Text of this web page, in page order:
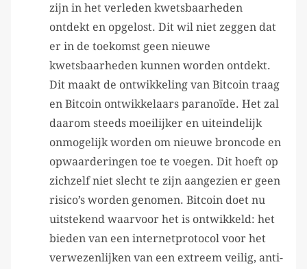
zijn in het verleden kwetsbaarheden
ontdekt en opgelost. Dit wil niet zeggen dat
er in de toekomst geen nieuwe
kwetsbaarheden kunnen worden ontdekt.
Dit maakt de ontwikkeling van Bitcoin traag
en Bitcoin ontwikkelaars paranoïde. Het zal
daarom steeds moeilijker en uiteindelijk
onmogelijk worden om nieuwe broncode en
opwaarderingen toe te voegen. Dit hoeft op
zichzelf niet slecht te zijn aangezien er geen
risico’s worden genomen. Bitcoin doet nu
uitstekend waarvoor het is ontwikkeld: het
bieden van een internetprotocol voor het
verwezenlijken van een extreem veilig, anti-